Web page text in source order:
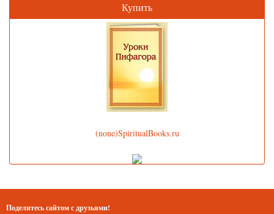
Купить
(none)SpiritualBooks.ru
Поделитесь сайтом с друзьями!